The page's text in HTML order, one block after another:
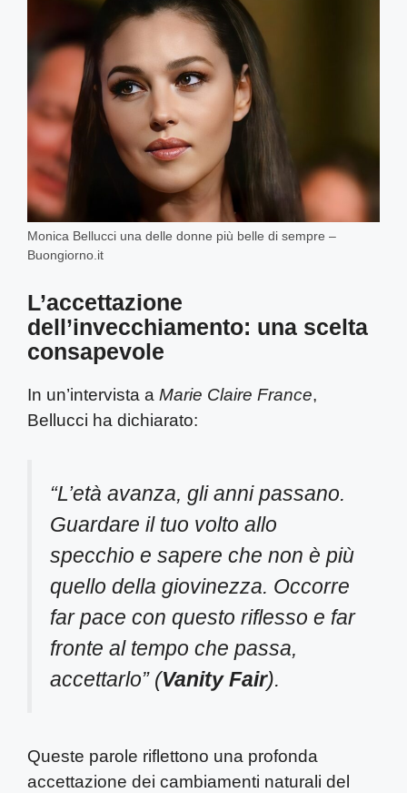
Monica Bellucci una delle donne più belle di sempre –
Buongiorno.it
L’accettazione
dell’invecchiamento: una scelta
consapevole
In un’intervista a Marie Claire France,
Bellucci ha dichiarato:
“L’età avanza, gli anni passano.
Guardare il tuo volto allo
specchio e sapere che non è più
quello della giovinezza. Occorre
far pace con questo riflesso e far
fronte al tempo che passa,
accettarlo”(Vanity Fair).
Queste parole riflettono una profonda
accettazione dei cambiamenti naturali del